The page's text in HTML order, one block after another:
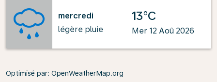
mercredi
légère pluie
13°C
Mer 12 Aoû 2026
Optimisé par: OpenWeatherMap.org